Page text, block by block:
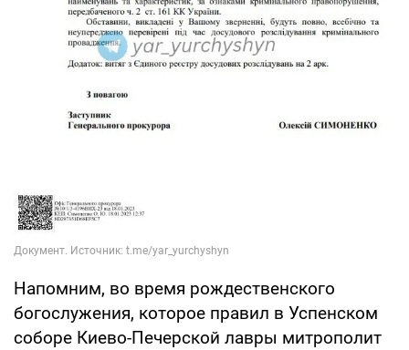
Напомним, во время рождественского
богослужения, которое правил в Успенском
соборе Киево-Печерской лавры митрополит